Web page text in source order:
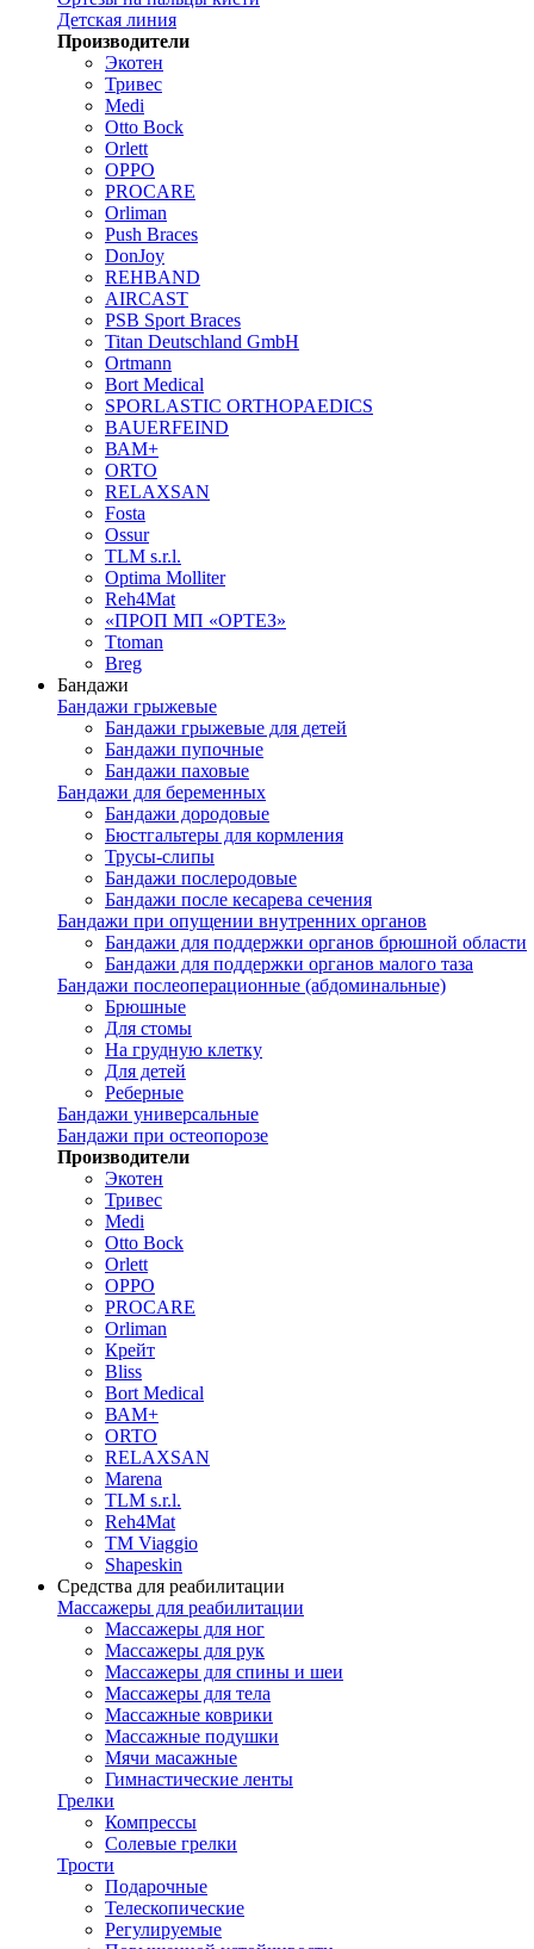
Детская линия
Производители
Экотен
Тривес
Medi
Otto Bock
Orlett
OPPO
PROCARE
Orliman
Push Braces
DonJoy
REHBAND
AIRCAST
PSB Sport Braces
Titan Deutschland GmbH
Ortmann
Bort Medical
SPORLASTIC ORTHOPAEDICS
BAUERFEIND
ВАМ+
ORTO
RELAXSAN
Fosta
Ossur
TLM s.r.l.
Optima Molliter
Reh4Mat
«ПРОП МП «ОРТЕЗ»
Ttoman
Breg
Бандажи
Бандажи грыжевые
Бандажи грыжевые для детей
Бандажи пупочные
Бандажи паховые
Бандажи для беременных
Бандажи дородовые
Бюстгальтеры для кормления
Трусы-слипы
Бандажи послеродовые
Бандажи после кесарева сечения
Бандажи при опущении внутренних органов
Бандажи для поддержки органов брюшной области
Бандажи для поддержки органов малого таза
Бандажи послеоперационные (абдоминальные)
Брюшные
Для стомы
На грудную клетку
Для детей
Реберные
Бандажи универсальные
Бандажи при остеопорозе
Производители
Экотен
Тривес
Medi
Otto Bock
Orlett
OPPO
PROCARE
Orliman
Крейт
Bliss
Bort Medical
ВАМ+
ORTO
RELAXSAN
Marena
TLM s.r.l.
Reh4Mat
TM Viaggio
Shapeskin
Средства для реабилитации
Массажеры для реабилитации
Массажеры для ног
Массажеры для рук
Массажеры для спины и шеи
Массажеры для тела
Массажные коврики
Массажные подушки
Мячи масажные
Гимнастические ленты
Грелки
Компрессы
Солевые грелки
Трости
Подарочные
Телескопические
Регулируемые